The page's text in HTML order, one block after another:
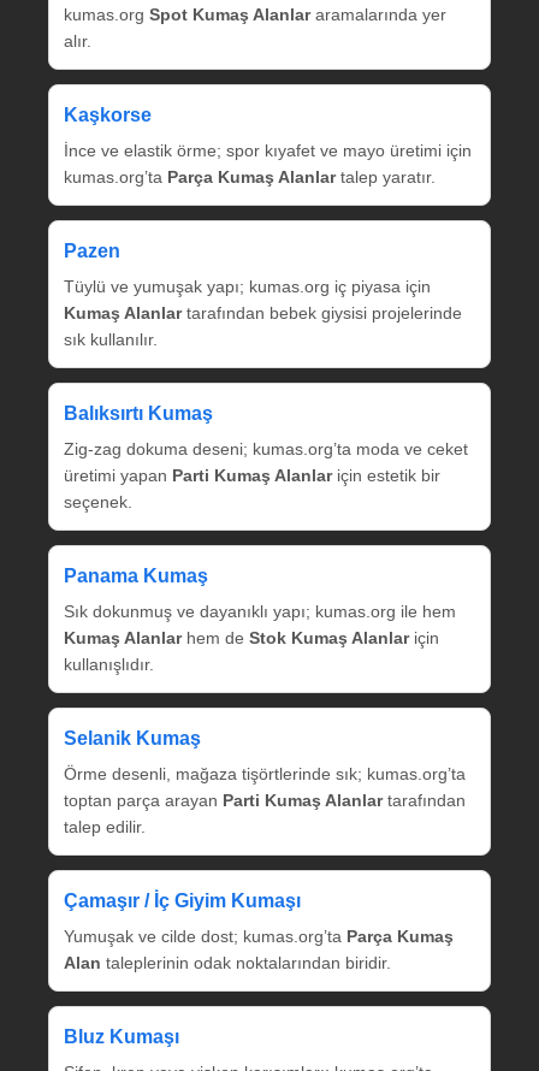
kumas.org Spot Kumaş Alanlararamalarında yer
alır.
Kaşkorse
İnce ve elastik örme; spor kıyafet ve mayo üretimi için
kumas.org’ta Parça Kumaş Alanlartalep yaratır.
Pazen
Tüylü ve yumuşak yapı; kumas.org iç piyasa için
Kumaş Alanlartarafından bebek giysisi projelerinde
sık kullanılır.
Balıksırtı Kumaş
Zig‑zag dokuma deseni; kumas.org’ta moda ve ceket
üretimi yapan Parti Kumaş Alanlariçin estetik bir
seçenek.
Panama Kumaş
Sık dokunmuş ve dayanıklı yapı; kumas.org ile hem
Kumaş Alanlarhem de Stok Kumaş Alanlariçin
kullanışlıdır.
Selanik Kumaş
Örme desenli, mağaza tişörtlerinde sık; kumas.org’ta
toptan parça arayan Parti Kumaş Alanlartarafından
talep edilir.
Çamaşır / İç Giyim Kumaşı
Yumuşak ve cilde dost; kumas.org’ta Parça Kumaş
Alan taleplerinin odak noktalarından biridir.
Bluz Kumaşı